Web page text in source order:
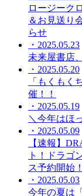
ロージーク
＆お見送り
らせ
・2025.05.23
未来屋書店
・2025.05.20
「もくもく
催！！
・2025.05.19
＼今年はほ
・2025.05.09
【速報】
ト！ドラゴ
ス予約開始！
・2025.05.03
今年の夏は